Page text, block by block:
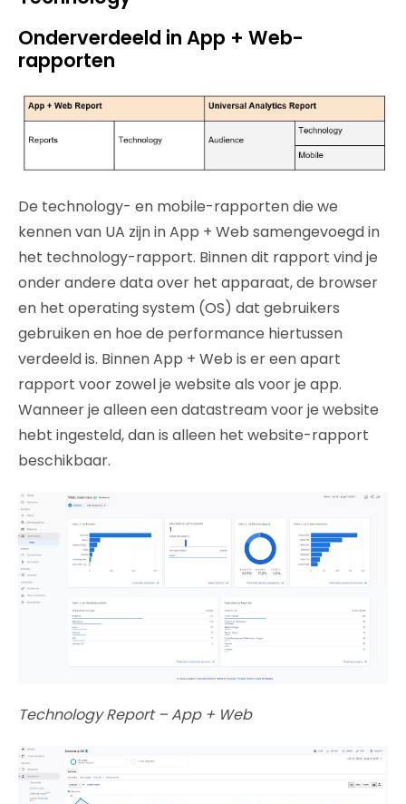
Onderverdeeld in App + Web-
rapporten
De technology- en mobile-rapporten die we
kennen van UA zijn in App + Web samengevoegd in
het technology-rapport. Binnen dit rapport vind je
onder andere data over het apparaat, de browser
en het operating system (OS) dat gebruikers
gebruiken en hoe de performance hiertussen
verdeeld is. Binnen App + Web is er een apart
rapport voor zowel je website als voor je app.
Wanneer je alleen een datastream voor je website
hebt ingesteld, dan is alleen het website-rapport
beschikbaar.
Technology Report – App + Web